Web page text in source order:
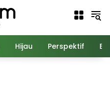
Hijau Perspektif